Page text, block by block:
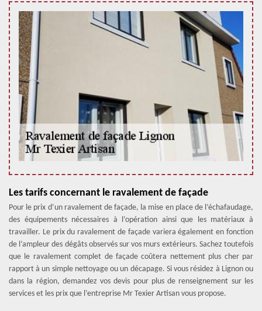
Les tarifs concernant le ravalement de façade
Pour le prix d’un ravalement de façade, la mise en place de l’échafaudage,
des équipements nécessaires à l’opération ainsi que les matériaux à
travailler. Le prix du ravalement de façade variera également en fonction
de l’ampleur des dégâts observés sur vos murs extérieurs. Sachez toutefois
que le ravalement complet de façade coûtera nettement plus cher par
rapport à un simple nettoyage ou un décapage. Si vous résidez à Lignon ou
dans la région, demandez vos devis pour plus de renseignement sur les
services et les prix que l’entreprise Mr Texier Artisan vous propose.